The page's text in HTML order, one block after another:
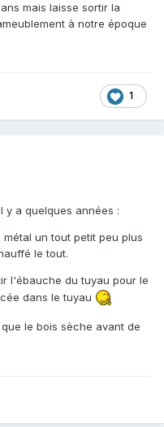
mais laisse sortir la
à notre époque
1
y a quelques années :
un tout petit peu plus
le tout.
l'ébauche du tuyau pour le
dans le tuyau
le bois sèche avant de